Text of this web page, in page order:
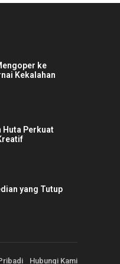
ke
Kekalahan
Huta Perkuat
yang Tutup
Hubungi Kami